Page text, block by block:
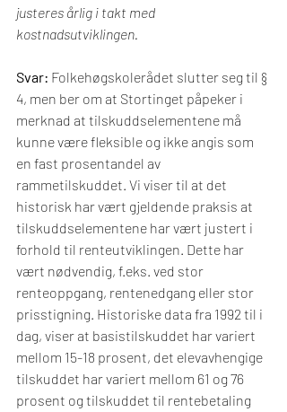
justeres årlig i takt med
kostnadsutviklingen.
Svar: Folkehøgskolerådet slutter seg til §
4, men ber om at Stortinget påpeker i
merknad at tilskuddselementene må
kunne være fleksible og ikke angis som
en fast prosentandel av
rammetilskuddet. Vi viser til at det
historisk har vært gjeldende praksis at
tilskuddselementene har vært justert i
forhold til renteutviklingen. Dette har
vært nødvendig, f.eks. ved stor
renteoppgang, rentenedgang eller stor
prisstigning. Historiske data fra 1992 til i
dag, viser at basistilskuddet har variert
mellom 15-18 prosent, det elevavhengige
tilskuddet har variert mellom 61 og 76
prosent og tilskuddet til rentebetaling